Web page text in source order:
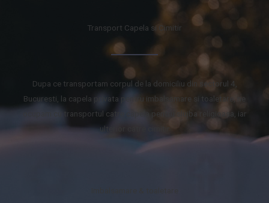
Transport Capela si Cimitir
Dupa ce transportam corpul de la domiciliu din sectorul 4,
Bucuresti, la capela privata pentru imbalsamare si toaletare, ne
ocupam cu transportul catre capela pentru slujba religioasa, iar
ulterior catre cimitir